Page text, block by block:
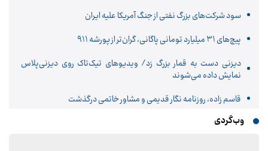
سود شرکت‌های بزرگ نفتی از جنگ آمریکا علیه ایران
پیچ‌های ۳۱ میلیارد تومانی پاگانی، گران‌تر از پورشه ۹۱۱
دیزنی دست به قمار بزرگ زد/ ویدیوهای تیک‌تاک روی دیزنی‌پلاس
نمایش داده می‌شوند
قاسم زاده، روزنامه نگار قدیمی و مشاور خاتمی درگذشت
وب‌گردی